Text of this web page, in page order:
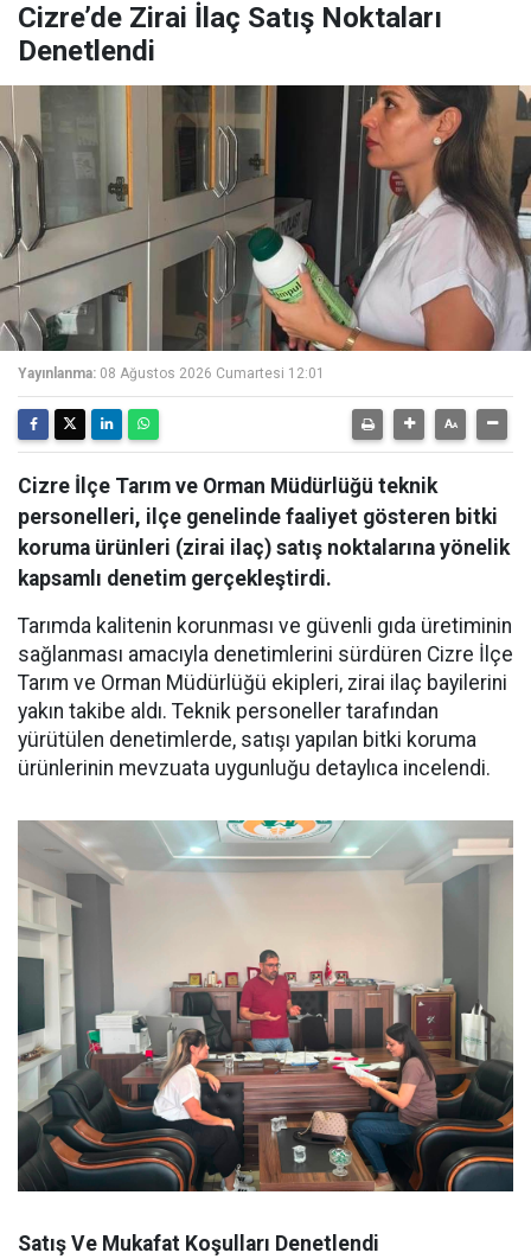
Cizre’de Zirai İlaç Satış Noktaları
Denetlendi
Yayınlanma: 08 Ağustos 2026 Cumartesi 12:01
Cizre İlçe Tarım ve Orman Müdürlüğü teknik
personelleri, ilçe genelinde faaliyet gösteren bitki
koruma ürünleri (zirai ilaç) satış noktalarına yönelik
kapsamlı denetim gerçekleştirdi.
Tarımda kalitenin korunması ve güvenli gıda üretiminin
sağlanması amacıyla denetimlerini sürdüren Cizre İlçe
Tarım ve Orman Müdürlüğü ekipleri, zirai ilaç bayilerini
yakın takibe aldı. Teknik personeller tarafından
yürütülen denetimlerde, satışı yapılan bitki koruma
ürünlerinin mevzuata uygunluğu detaylıca incelendi.
Satış Ve Mukafat Koşulları Denetlendi